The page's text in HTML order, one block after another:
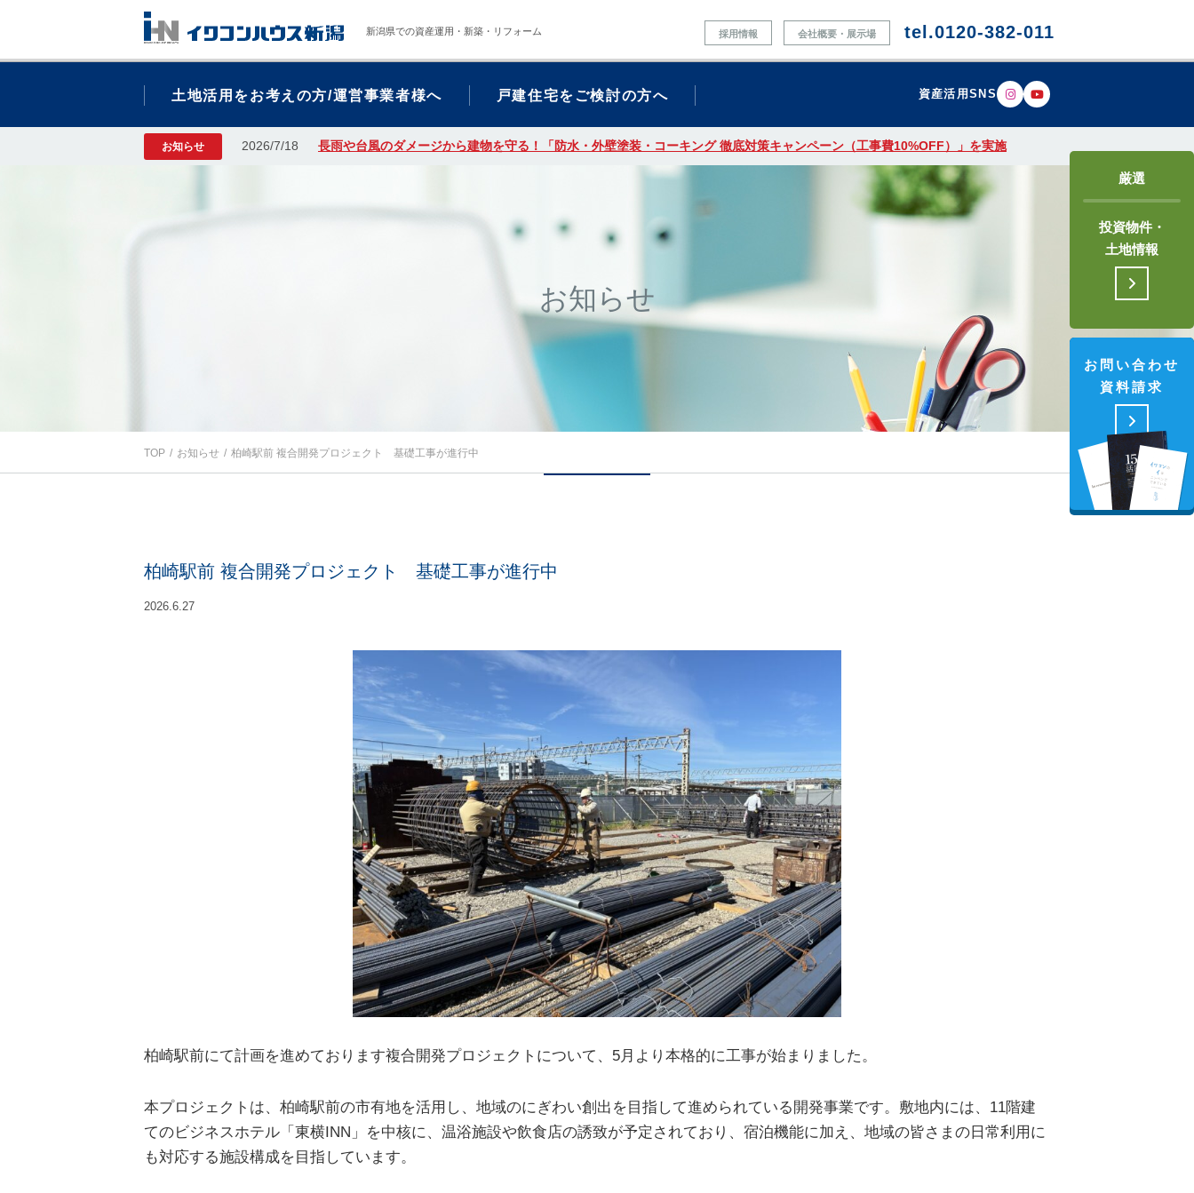
新潟県での資産運用・新築・リフォーム 採用情報 会社概要・展示場 tel.0120-382-011
土地活用をお考えの方/運営事業者様へ 戸建住宅をご検討の方へ 資産活用SNS
お知らせ 2026/7/18 長雨や台風のダメージから建物を守る！「防水・外壁塗装・コーキング 徹底対策キャンペーン（工事費10%OFF）」を実施
お知らせ
TOP お知らせ 柏崎駅前 複合開発プロジェクト 基礎工事が進行中
柏崎駅前 複合開発プロジェクト 基礎工事が進行中
2026.6.27
柏崎駅前にて計画を進めております複合開発プロジェクトについて、5月より本格的に工事が始まりました。
本プロジェクトは、柏崎駅前の市有地を活用し、地域のにぎわい創出を目指して進められている開発事業です。敷地内には、11階建
てのビジネスホテル「東横INN」を中核に、温浴施設や飲食店の誘致が予定されており、宿泊機能に加え、地域の皆さまの日常利用に
も対応する施設構成を目指しています。
厳選
投資物件・
土地情報
お問い合わせ
資料請求